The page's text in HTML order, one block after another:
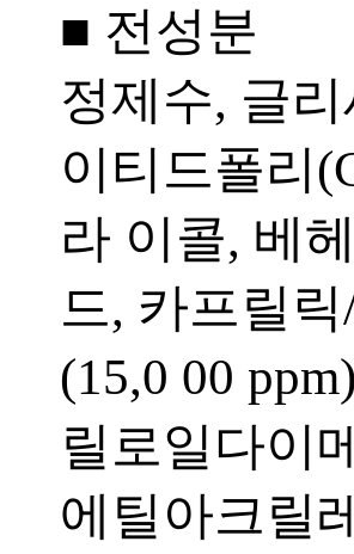
■ 전성분
정제수, 글
이티드폴리
라 이콜, 베
드, 카프릴
(15,0 00
릴로일다이
에틸아크릴